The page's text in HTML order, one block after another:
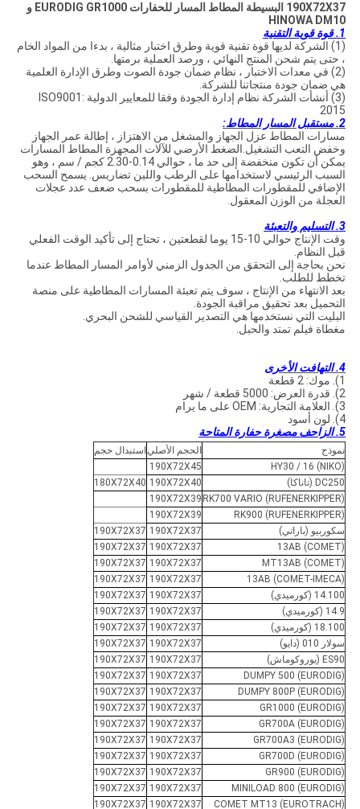
190X72X37 البسيطة المطاط المسار للحفارات EURODIG GR1000 و
HINOWA DM10
1. قوة قوية التقنية
(1) الشركة لديها قوة تقنية قوية وطرق اختبار مثالية ، بدءا من المواد الخام
، حتى يتم شحن المنتج النهائي ، ورصد العملية برمتها.
(2) في معدات الاختبار ، نظام ضمان جودة الصوت وطرق الإدارة العلمية
هي ضمان جودة منتجاتنا للشركة.
(3) أنشأت الشركة نظام إدارة الجودة وفقا للمعايير الدولية ISO9001:
2015
2. مستقبل المسار المطاط:
مسارات المطاط عزل الجهاز والمشغل من الاهتزاز ، إطالة عمر الجهاز
وخفض التعب التشغيل.الضغط الأرضي للآلات المجهزة المطاط المسارات
يمكن أن تكون منخفضة إلى حد ما ، حوالي 0.14-2.30 كجم / سم ، وهو
السبب الرئيسي لاستخدامها على الرطب واللين تضاريس. يسمح السحب
الإضافي للمقطورات المطاطية للمقطورات بسحب ضعف عدد عجلات
العجلة من الوزن المعقول.
3. التسليم والتعبئة
وقت الإنتاج حوالي 10-15 يوما لقطعتين ، تحتاج إلى تأكيد الوقت الفعلي
قبل النظام.
نحن بحاجة إلى التحقق من الجدول الزمني لأوامر المسار المطاط عندما
تخطط للطلب.
بعد الانتهاء من الإنتاج ، سوف يتم تعبئة المسارات المطاطية على منصة
التحميل بعد تحقيق مراقبة الجودة.
البليت التي نستخدمها هي التصدير القياسي للشحن البحري.
مغطاة فيلم تمتد والحبل.
4. التهافت الأخرى
1). موك: 2 قطعة
2). قدرة العرض: 5000 قطعة / شهر
3). العلامة التجارية: OEM على ما يرام
4). لون أسود
5. الزاحف مصغرة حفارة المتاحة
نموذج الحجم الأصلي استبدال حجم
HY30 / 16 (NIKO)
190X72X45
DC250 (تاناكا)
190X72X40
180X72X40
RK700 VARIO (RUFENERKIPPER)
190X72X39
RK900 (RUFENERKIPPER)
190X72X39
سكوربيو (باراتي)
190X72X37
190X72X37
13AB (COMET)
190X72X37
190X72X37
MT13AB (COMET)
190X72X37
190X72X37
13AB (COMET-IMECA)
190X72X37
190X72X37
14.100 (كورميدي)
190X72X37
190X72X37
14.9 (كورميدي)
190X72X37
190X72X37
18.100 (كورميدي)
190X72X37
190X72X37
سولار 010 (دايو)
190X72X37
190X72X37
ES90 (يوروكوماش)
190X72X37
190X72X37
DUMPY 500 (EURODIG)
190X72X37
190X72X37
DUMPY 800P (EURODIG)
190X72X37
190X72X37
GR1000 (EURODIG)
190X72X37
190X72X37
GR700A (EURODIG)
190X72X37
190X72X37
GR700A3 (EURODIG)
190X72X37
190X72X37
GR700D (EURODIG)
190X72X37
190X72X37
GR900 (EURODIG)
190X72X37
190X72X37
MINILOAD 800 (EURODIG)
190X72X37
190X72X37
COMET MT13 (EUROTRACH)
190X72X37
190X72X37